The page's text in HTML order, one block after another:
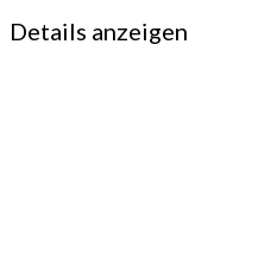
Details anzeigen